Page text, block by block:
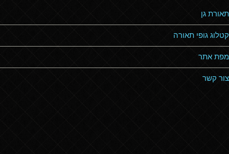
תאורת גן
קטלוג גופי תאורה
מפת אתר
צור קשר